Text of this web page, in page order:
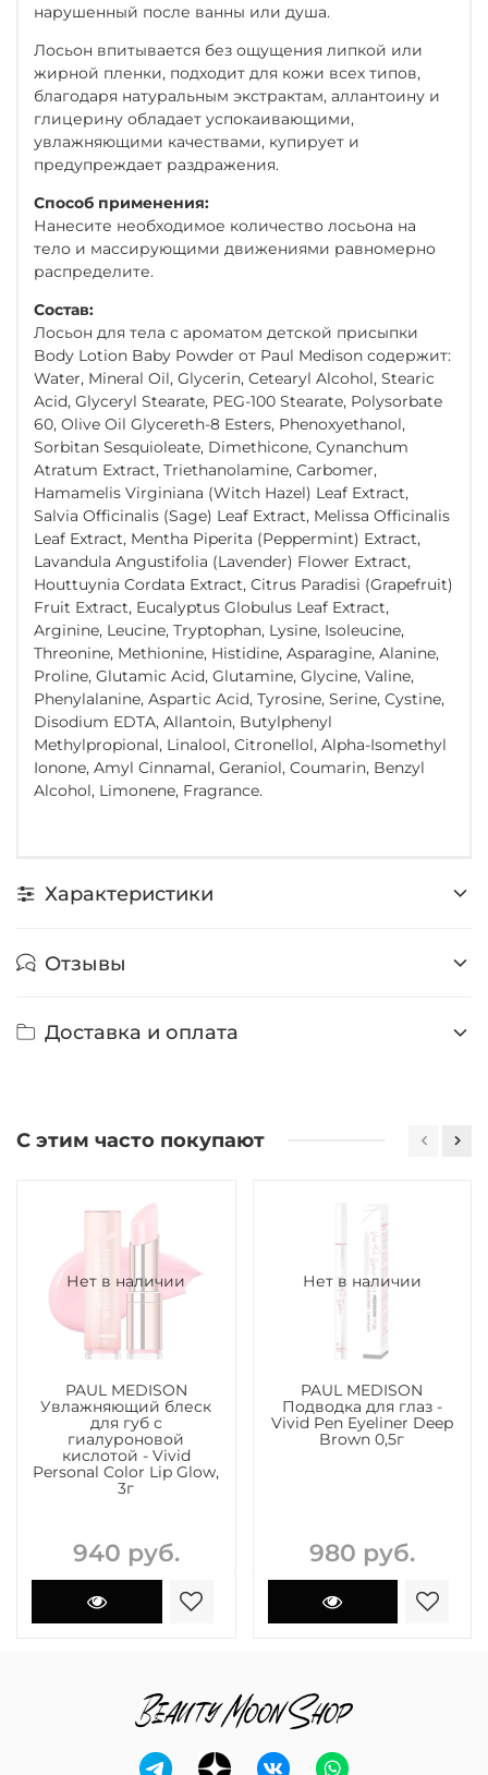
нарушенный после ванны или душа.
Лосьон впитывается без ощущения липкой или
жирной пленки, подходит для кожи всех типов,
благодаря натуральным экстрактам, аллантоину и
глицерину обладает успокаивающими,
увлажняющими качествами, купирует и
предупреждает раздражения.
Способ применения:
Нанесите необходимое количество лосьона на
тело и массирующими движениями равномерно
распределите.
Состав:
Лосьон для тела с ароматом детской присыпки
Body Lotion Baby Powder от Paul Medison содержит:
Water, Mineral Oil, Glycerin, Cetearyl Alcohol, Stearic
Acid, Glyceryl Stearate, PEG-100 Stearate, Polysorbate
60, Olive Oil Glycereth-8 Esters, Phenoxyethanol,
Sorbitan Sesquioleate, Dimethicone, Cynanchum
Atratum Extract, Triethanolamine, Carbomer,
Hamamelis Virginiana (Witch Hazel) Leaf Extract,
Salvia Officinalis (Sage) Leaf Extract, Melissa Officinalis
Leaf Extract, Mentha Piperita (Peppermint) Extract,
Lavandula Angustifolia (Lavender) Flower Extract,
Houttuynia Cordata Extract, Citrus Paradisi (Grapefruit)
Fruit Extract, Eucalyptus Globulus Leaf Extract,
Arginine, Leucine, Tryptophan, Lysine, Isoleucine,
Threonine, Methionine, Histidine, Asparagine, Alanine,
Proline, Glutamic Acid, Glutamine, Glycine, Valine,
Phenylalanine, Aspartic Acid, Tyrosine, Serine, Cystine,
Disodium EDTA, Allantoin, Butylphenyl
Methylpropional, Linalool, Citronellol, Alpha-Isomethyl
Ionone, Amyl Cinnamal, Geraniol, Coumarin, Benzyl
Alcohol, Limonene, Fragrance.
Характеристики
Отзывы
Доставка и оплата
С этим часто покупают
Нет в наличии
PAUL MEDISON
Увлажняющий блеск
для губ с
гиалуроновой
кислотой - Vivid
Personal Color Lip Glow,
3г
940 руб.
Нет в наличии
PAUL MEDISON
Подводка для глаз -
Vivid Pen Eyeliner Deep
Brown 0,5г
980 руб.